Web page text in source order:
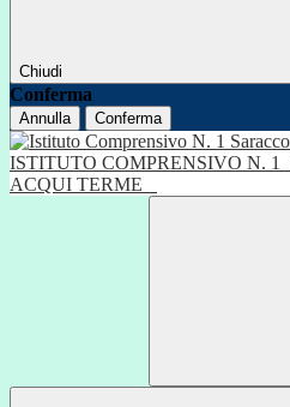
Chiudi
Conferma
Annulla Conferma
ISTITUTO COMPRENSIVO N. 1
ACQUI TERME